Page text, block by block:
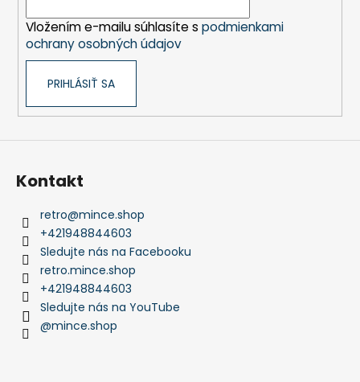
Vložením e-mailu súhlasíte s podmienkami
ochrany osobných údajov
PRIHLÁSIŤ SA
Kontakt
retro@mince.shop
+421948844603
Sledujte nás na Facebooku
retro.mince.shop
+421948844603
Sledujte nás na YouTube
@mince.shop